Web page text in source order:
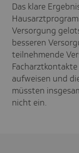
Das klare
Versorgung
besseren
teilnehmende
aufweisen und
müssten
nicht ein.